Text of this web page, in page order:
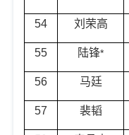
54 刘荣高
55 陆锋*
56 马廷
57 裴韬